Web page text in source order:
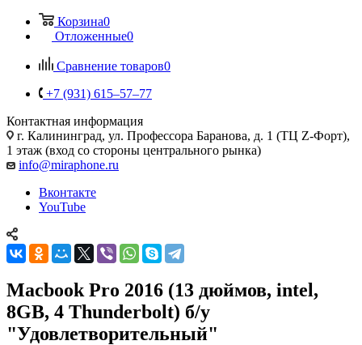
Корзина0
Отложенные0
Сравнение товаров0
+7 (931) 615‒57‒77
Контактная информация
г. Калининград, ул. Профессора Баранова, д. 1 (ТЦ Z-Форт),
1 этаж (вход со стороны центрального рынка)
info@miraphone.ru
Вконтакте
YouTube
Macbook Pro 2016 (13 дюймов, intel,
8GB, 4 Thunderbolt) б/у
"Удовлетворительный"